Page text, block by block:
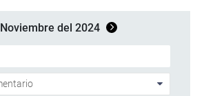
Noviembre del 2024